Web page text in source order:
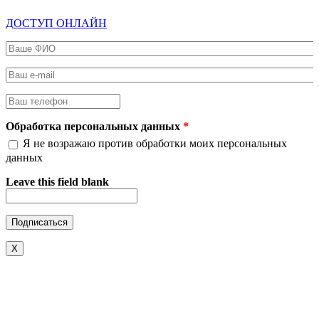
ДОСТУП ОНЛАЙН
Ваше ФИО
Ваш e-mail
Ваш телефон
Обработка персональных данных *
Я не возражаю против обработки моих персональных
данных
Leave this field blank
X